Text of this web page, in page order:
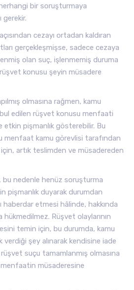
bir soruşturmaya
gerekir.
cezayı ortadan kaldıran
gerçekleşmişse, sadece cezaya
olan suç, işlenmemiş duruma
konusu şeyin müsadere
olmasına rağmen, kamu
edilen rüşvet konusu menfaati
pişmanlık gösterebilir. Bu
menfaat kamu görevlisi tarafından
artık teslimden ve müsadereden
bu nedenle henüz soruşturma
pişmanlık duyarak durumdan
haberdar etmesi hâlinde, hakkında
Rüşvet olaylarının
temin için, bu durumda, kamu
şey alınarak kendisine iade
suçu tamamlanmış olmasına
müsaderesine